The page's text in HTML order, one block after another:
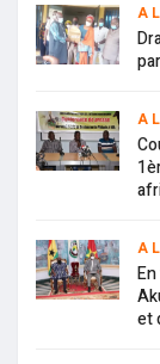
A
A
A
et